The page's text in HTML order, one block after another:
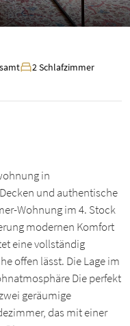
2 Schlafzimmer
in
und authentische
Wohnung im 4. Stock
modernen Komfort
eine vollständig
offen lässt. Die Lage im
Die perfekt
geräumige
das mit einer